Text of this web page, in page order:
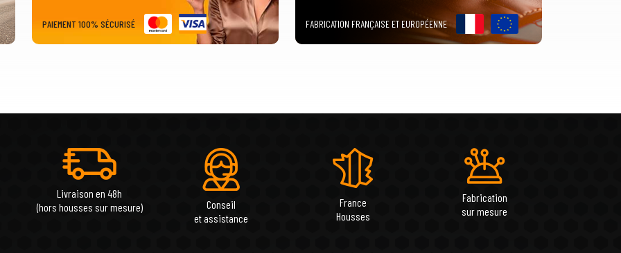
PAIEMENT 100% SÉCURISÉ FABRICATION FRANÇAISE ET EUROPÉENNE
Livraison en 48h
(hors housses sur mesure)
Conseil
et assistance
France
Housses
Fabrication
sur mesure